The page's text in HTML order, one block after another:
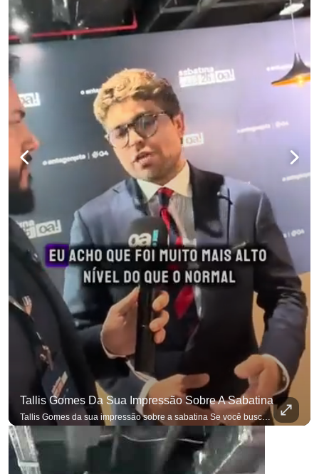
Tallis Gomes Da Sua Impressão Sobre A Sabatina
Tallis Gomes da sua impressão sobre a sabatina Se você busca informação com credibilidade, inscreva-se agora e ative o